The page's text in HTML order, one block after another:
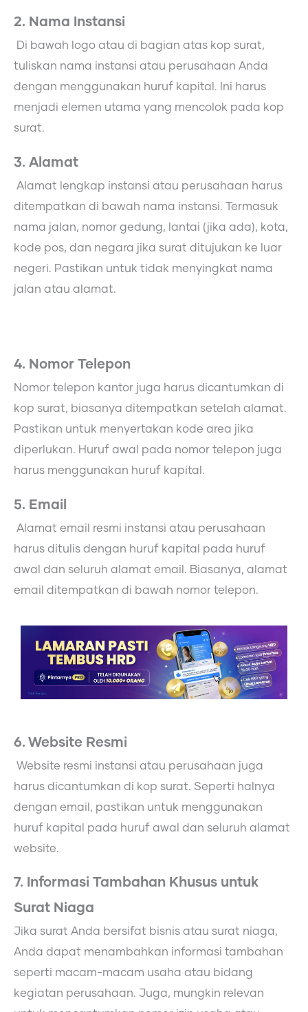
2. Nama Instansi
Di bawah logo atau di bagian atas kop surat,
tuliskan nama instansi atau perusahaan Anda
dengan menggunakan huruf kapital. Ini harus
menjadi elemen utama yang mencolok pada kop
surat.
3. Alamat
Alamat lengkap instansi atau perusahaan harus
ditempatkan di bawah nama instansi. Termasuk
nama jalan, nomor gedung, lantai (jika ada), kota,
kode pos, dan negara jika surat ditujukan ke luar
negeri. Pastikan untuk tidak menyingkat nama
jalan atau alamat.
4. Nomor Telepon
Nomor telepon kantor juga harus dicantumkan di
kop surat, biasanya ditempatkan setelah alamat.
Pastikan untuk menyertakan kode area jika
diperlukan. Huruf awal pada nomor telepon juga
harus menggunakan huruf kapital.
5. Email
Alamat email resmi instansi atau perusahaan
harus ditulis dengan huruf kapital pada huruf
awal dan seluruh alamat email. Biasanya, alamat
email ditempatkan di bawah nomor telepon.
6. Website Resmi
Website resmi instansi atau perusahaan juga
harus dicantumkan di kop surat. Seperti halnya
dengan email, pastikan untuk menggunakan
huruf kapital pada huruf awal dan seluruh alamat
website.
7. Informasi Tambahan Khusus untuk
Surat Niaga
Jika surat Anda bersifat bisnis atau surat niaga,
Anda dapat menambahkan informasi tambahan
seperti macam-macam usaha atau bidang
kegiatan perusahaan. Juga, mungkin relevan